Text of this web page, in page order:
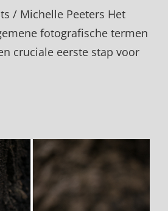
/ Michelle Peeters Het
fotografische termen
cruciale eerste stap voor